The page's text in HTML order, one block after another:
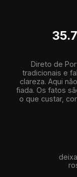
Direto de
tradicionais e
clareza. Aqui
fiada. Os fatos
o que custar,